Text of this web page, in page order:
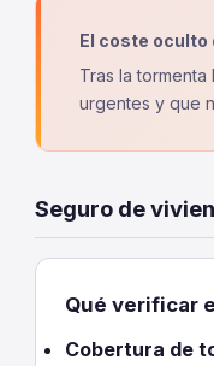
El coste oculto
Tras la
urgentes y que
Seguro de
Qué verificar
Cobertura de